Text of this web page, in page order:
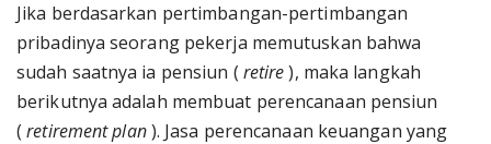
Jika berdasarkan pertimbangan-pertimbangan
pribadinya seorang pekerja memutuskan bahwa
sudah saatnya ia pensiun ( retire), maka langkah
berikutnya adalah membuat perencanaan pensiun
(retirement plan). Jasa perencanaan keuangan yang